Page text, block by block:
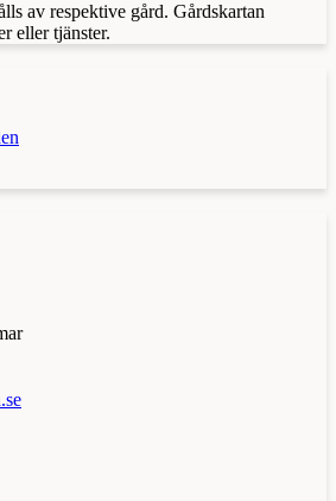
av respektive gård. Gårdskartan
eller tjänster.